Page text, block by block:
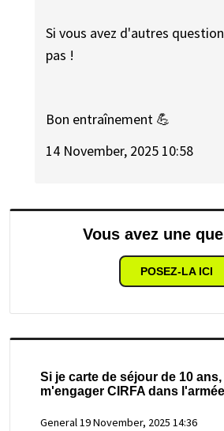
Si vous avez d'autres
pas !
Bon entraînement 💪
14 November, 2025 10:58
Vous avez une
POSEZ-LA ICI
Si je carte de séjour de 10
m'engager CIRFA dans
General19 November, 2025 14:36